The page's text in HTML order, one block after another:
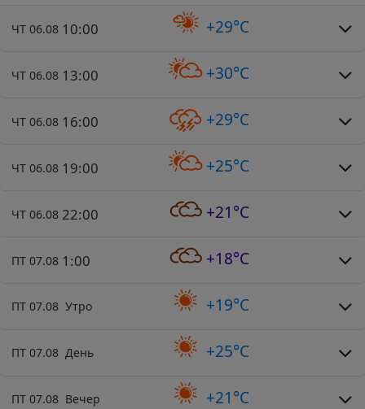
ЧТ 06.08 10:00 +29°C
ЧТ 06.08 13:00 +30°C
ЧТ 06.08 16:00 +29°C
ЧТ 06.08 19:00 +25°C
ЧТ 06.08 22:00 +21°C
ПТ 07.08 1:00 +18°C
ПТ 07.08 Утро +19°C
ПТ 07.08 День +25°C
ПТ 07.08 Вечер +21°C